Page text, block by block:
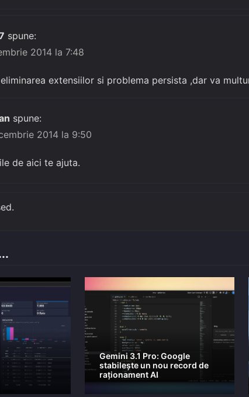
spune:
2014 la 7:48
extensiilor si problema persista ,dar va
spune:
2014 la 9:50
de aici te ajuta.
Gemini 3.1 Pro: Google
stabilește un nou record de
raționament AI